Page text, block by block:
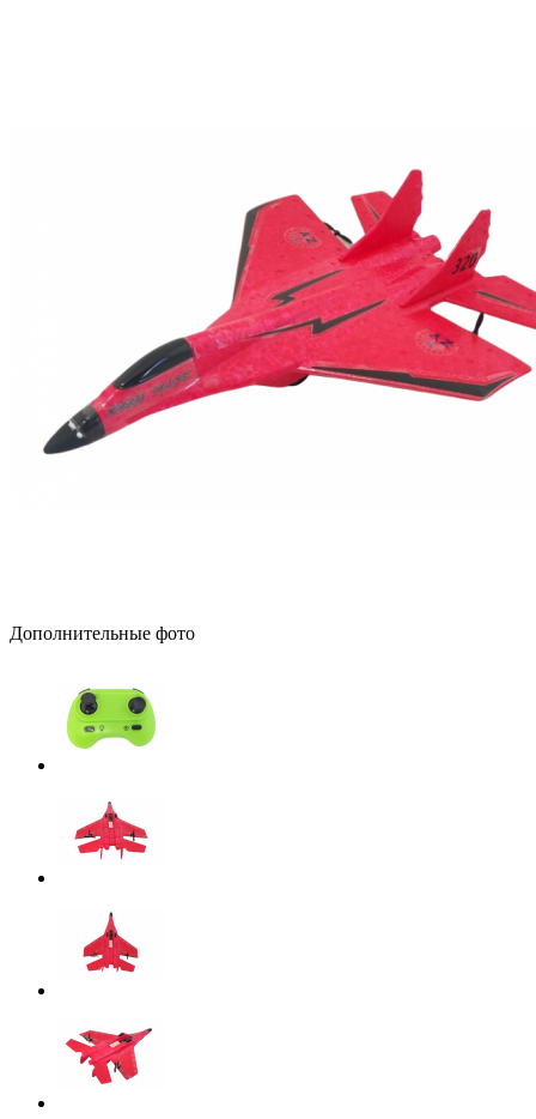
Дополнительные фото